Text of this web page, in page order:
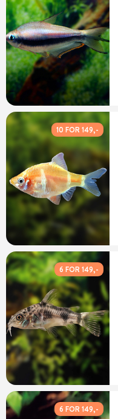
10 FOR 149,-
6 FOR 149,-
6 FOR 149,-